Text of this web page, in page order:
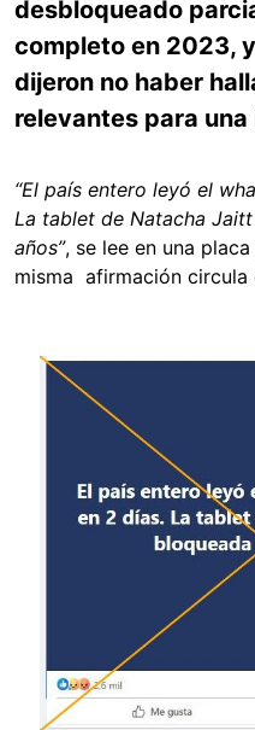
desbloqueado
completo en 2023,
dijeron no haber
relevantes para
“El país entero leyó el
La tablet de Natacha
años”, se lee en una
misma afirmación circula
Image